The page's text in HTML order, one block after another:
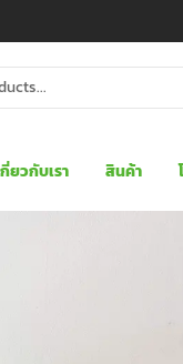
ยวกับเรา สินค้า